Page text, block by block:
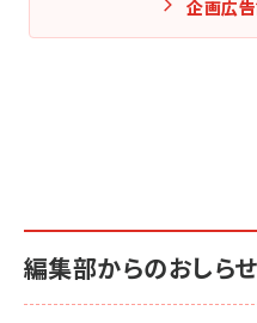
企画広
編集部からのおしらせ